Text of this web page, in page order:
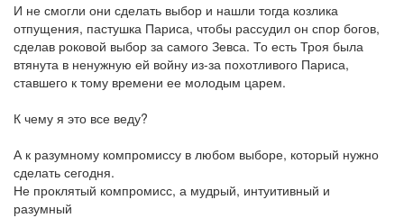
И не смогли они сделать выбор и нашли тогда козлика
отпущения, пастушка Париса, чтобы рассудил он спор богов,
сделав роковой выбор за самого Зевса. То есть Троя была
втянута в ненужную ей войну из-за похотливого Париса,
ставшего к тому времени ее молодым царем.
К чему я это все веду?
А к разумному компромиссу в любом выборе, который нужно
сделать сегодня.
Не проклятый компромисс, а мудрый, интуитивный и
разумный